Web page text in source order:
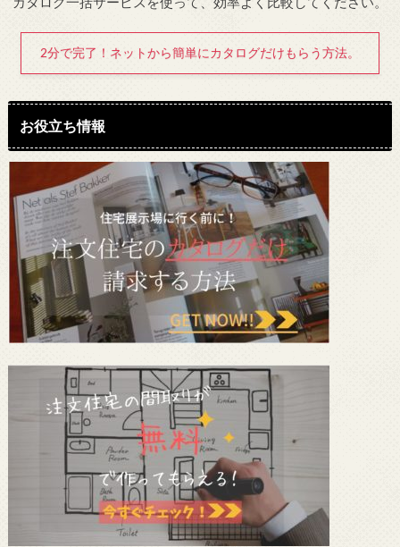
2分で完了！ネットから簡単にカタログだけもらう方法。
お役立ち情報